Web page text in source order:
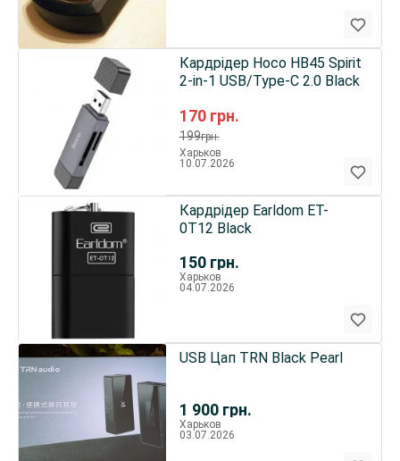
170 грн.
199грн.
Кардрідер Hoco HB45 Spirit
2-in-1 USB/Type-C 2.0 Black
Харьков
10.07.2026
150 грн.
Кардрідер Earldom ET-
0T12 Black
Харьков
04.07.2026
1 900 грн.
USB Цап ТRN Black Pearl
Харьков
03.07.2026